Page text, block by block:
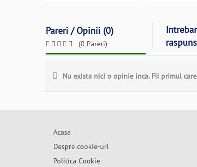
Pareri / Opinii (0)
(0 Pareri)
Nu exista nici o opinie inca. Fii primul
Acasa
Despre cookie-uri
Politica Cookie